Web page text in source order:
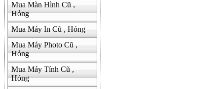
Mua Màn Hình Cũ ,
Hỏng
Mua Máy In Cũ , Hỏng
Mua Máy Photo Cũ ,
Hỏng
Mua Máy Tính Cũ ,
Hỏng